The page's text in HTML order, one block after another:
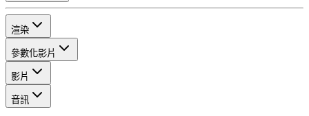
渲染
參數化影片
影片
音訊